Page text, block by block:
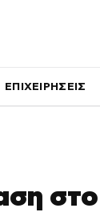
ΕΠΙΧΕΙΡΗΣΕΙΣ
στο